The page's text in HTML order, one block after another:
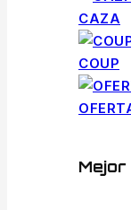
CAZA
COUP